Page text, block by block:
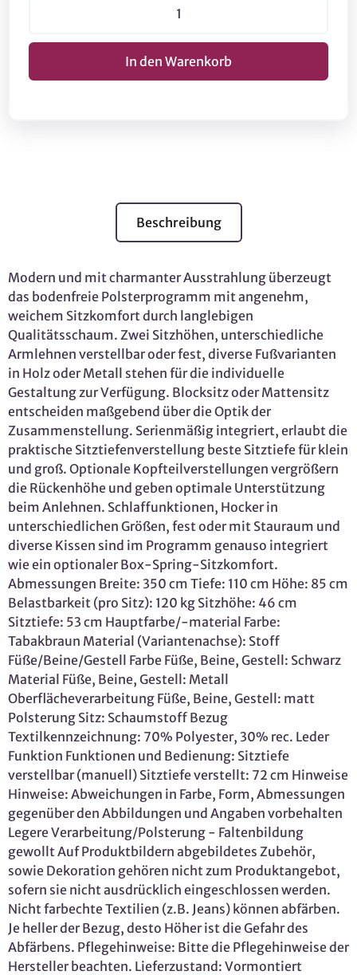
Beschreibung
Modern und mit charmanter Ausstrahlung überzeugt
das bodenfreie Polsterprogramm mit angenehm,
weichem Sitzkomfort durch langlebigen
Qualitätsschaum. Zwei Sitzhöhen, unterschiedliche
Armlehnen verstellbar oder fest, diverse Fußvarianten
in Holz oder Metall stehen für die individuelle
Gestaltung zur Verfügung. Blocksitz oder Mattensitz
entscheiden maßgebend über die Optik der
Zusammenstellung. Serienmäßig integriert, erlaubt die
praktische Sitztiefenverstellung beste Sitztiefe für klein
und groß. Optionale Kopfteilverstellungen vergrößern
die Rückenhöhe und geben optimale Unterstützung
beim Anlehnen. Schlaffunktionen, Hocker in
unterschiedlichen Größen, fest oder mit Stauraum und
diverse Kissen sind im Programm genauso integriert
wie ein optionaler Box-Spring-Sitzkomfort.
Abmessungen Breite: 350 cm Tiefe: 110 cm Höhe: 85 cm
Belastbarkeit (pro Sitz): 120 kg Sitzhöhe: 46 cm
Sitztiefe: 53 cm Hauptfarbe/-material Farbe:
Tabakbraun Material (Variantenachse): Stoff
Füße/Beine/Gestell Farbe Füße, Beine, Gestell: Schwarz
Material Füße, Beine, Gestell: Metall
Oberflächeverarbeitung Füße, Beine, Gestell: matt
Polsterung Sitz: Schaumstoff Bezug
Textilkennzeichnung: 70% Polyester, 30% rec. Leder
Funktion Funktionen und Bedienung: Sitztiefe
verstellbar (manuell) Sitztiefe verstellt: 72 cm Hinweise
Hinweise: Abweichungen in Farbe, Form, Abmessungen
gegenüber den Abbildungen und Angaben vorbehalten
Legere Verarbeitung/Polsterung - Faltenbildung
gewollt Auf Produktbildern abgebildetes Zubehör,
sowie Dekoration gehören nicht zum Produktangebot,
sofern sie nicht ausdrücklich eingeschlossen werden.
Nicht farbechte Textilien (z.B. Jeans) können abfärben.
Je heller der Bezug, desto Höher ist die Gefahr des
Abfärbens. Pflegehinweise: Bitte die Pflegehinweise der
Hersteller beachten. Lieferzustand: Vormontiert